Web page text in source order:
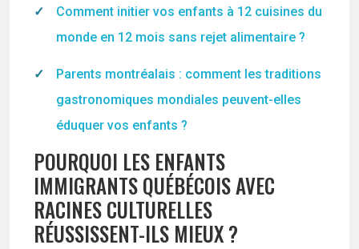
Comment initier vos enfants à 12 cuisines du
monde en 12 mois sans rejet alimentaire ?
Parents montréalais : comment les traditions
gastronomiques mondiales peuvent-elles
éduquer vos enfants ?
POURQUOI LES ENFANTS
IMMIGRANTS QUÉBÉCOIS AVEC
RACINES CULTURELLES
RÉUSSISSENT-ILS MIEUX ?